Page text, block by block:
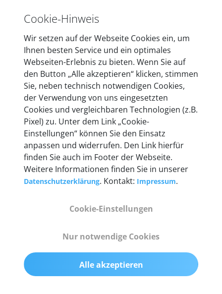
Mehr als 10 Jahre Erfahrung
In den Kfz-Diagnosegeräten von autoaid stecken
mehr als 10 Jahre Erfahrung, und auch in Zukunft
entwickeln wir unsere Produkte am Standort in
Berlin laufend weiter. Auf diese Qualität vertrauen
heute mehr als 60.000 Privatkunden und
Unternehmen.
Technische Details &
Lieferumfang
Abmessungen
Gewicht
200 g
Cookie-Hinweis
Wir setzen auf der Webseite Cookies ein, um
Ihnen besten Service und ein optimales
Webseiten-Erlebnis zu bieten. Wenn Sie auf
den Button „Alle akzeptieren“ klicken, stimmen
Sie, neben technisch notwendigen Cookies,
der Verwendung von uns eingesetzten
Cookies und vergleichbaren Technologien (z.B.
Pixel) zu. Unter dem Link „Cookie-
Einstellungen“ können Sie den Einsatz
anpassen und widerrufen. Den Link hierfür
finden Sie auch im Footer der Webseite.
Weitere Informationen finden Sie in unserer
Datenschutzerklärung. Kontakt: Impressum.
Cookie-Einstellungen
Nur notwendige Cookies
Alle akzeptieren